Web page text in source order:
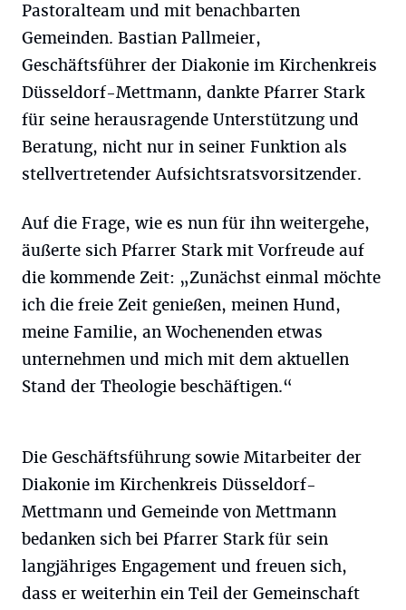
Pastoralteam und mit benachbarten
Gemeinden. Bastian Pallmeier,
Geschäftsführer der Diakonie im Kirchenkreis
Düsseldorf-Mettmann, dankte Pfarrer Stark
für seine herausragende Unterstützung und
Beratung, nicht nur in seiner Funktion als
stellvertretender Aufsichtsratsvorsitzender.
Auf die Frage, wie es nun für ihn weitergehe,
äußerte sich Pfarrer Stark mit Vorfreude auf
die kommende Zeit: „Zunächst einmal möchte
ich die freie Zeit genießen, meinen Hund,
meine Familie, an Wochenenden etwas
unternehmen und mich mit dem aktuellen
Stand der Theologie beschäftigen.“
Die Geschäftsführung sowie Mitarbeiter der
Diakonie im Kirchenkreis Düsseldorf-
Mettmann und Gemeinde von Mettmann
bedanken sich bei Pfarrer Stark für sein
langjähriges Engagement und freuen sich,
dass er weiterhin ein Teil der Gemeinschaft